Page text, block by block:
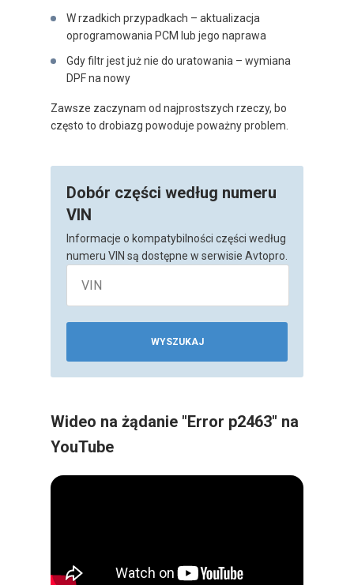
W rzadkich przypadkach – aktualizacja
oprogramowania PCM lub jego naprawa
Gdy filtr jest już nie do uratowania – wymiana
DPF na nowy
Zawsze zaczynam od najprostszych rzeczy, bo
często to drobiazg powoduje poważny problem.
Dobór części według numeru
VIN
Informacje o kompatybilności części według
numeru VIN są dostępne w serwisie Avtopro.
WYSZUKAJ
Wideo na żądanie "Error p2463" na
YouTube